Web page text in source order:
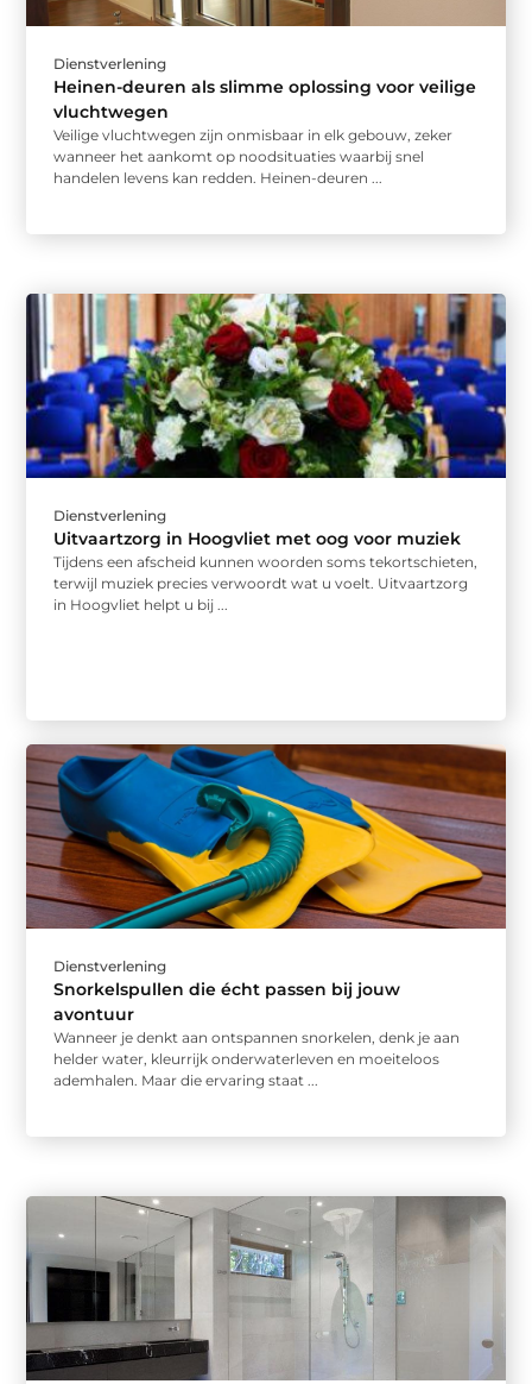
Dienstverlening
Heinen-deuren als slimme oplossing voor veilige
vluchtwegen
Veilige vluchtwegen zijn onmisbaar in elk gebouw, zeker
wanneer het aankomt op noodsituaties waarbij snel
handelen levens kan redden. Heinen-deuren ...
Dienstverlening
Uitvaartzorg in Hoogvliet met oog voor muziek
Tijdens een afscheid kunnen woorden soms tekortschieten,
terwijl muziek precies verwoordt wat u voelt. Uitvaartzorg
in Hoogvliet helpt u bij ...
Dienstverlening
Snorkelspullen die écht passen bij jouw
avontuur
Wanneer je denkt aan ontspannen snorkelen, denk je aan
helder water, kleurrijk onderwaterleven en moeiteloos
ademhalen. Maar die ervaring staat ...